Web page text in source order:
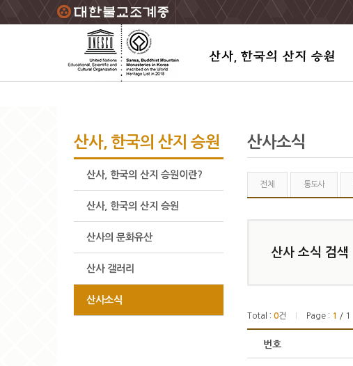
주요메뉴 바로가기
본문 바로가기
하단메뉴 바로가기
산사, 한국의 산지 승원
산사, 한국의 산지 승원이란?
산사, 한국의 산지 승원
산사의 문화유산
산사 갤러리
산사소식
산사소식
전체 통도사
산사 소식 검색
Total : 0건 Page : 1 / 1
번호